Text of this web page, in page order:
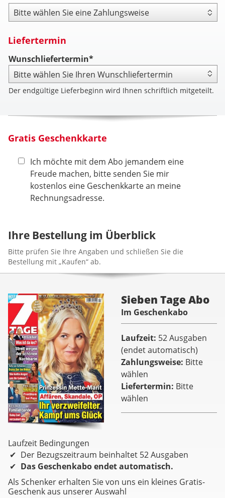
Zahlungsweise
Liefertermin
Wunschliefertermin*
Der endgültige Lieferbeginn wird Ihnen schriftlich mitgeteilt.
Gratis Geschenkkarte
Ich möchte mit dem Abo jemandem eine
Freude machen, bitte senden Sie mir
kostenlos eine Geschenkkarte an meine
Rechnungsadresse.
Ihre Bestellung im Überblick
Bitte prüfen Sie Ihre Angaben und schließen Sie die
Bestellung mit „Kaufen“ ab.
Sieben Tage Abo
Im Geschenkabo
Laufzeit 52 Ausgaben
(endet automatisch)
Zahlungsweise Bitte
wählen
Liefertermin Bitte
wählen
Laufzeit Bedingungen
Der Bezugszeitraum beinhaltet 52 Ausgaben
Das Geschenkabo endet automatisch.
Als Schenker erhalten Sie von uns ein kleines Gratis-
Geschenk aus unserer Auswahl